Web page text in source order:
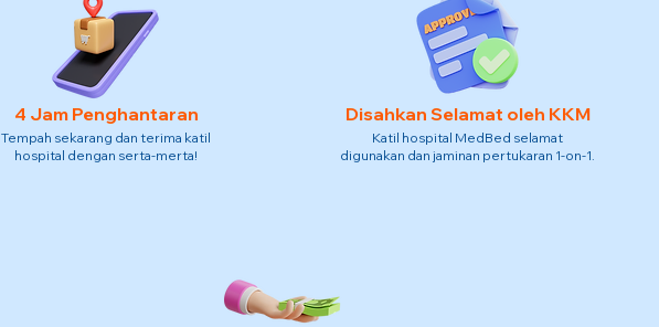
4 Jam Penghantaran
Tempah sekarang dan terima katil
hospital dengan serta-merta!
Disahkan Selamat oleh KKM
Katil hospital MedBed selamat
digunakan dan jaminan pertukaran 1-on-1.